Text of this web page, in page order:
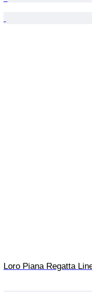
Loro Piana Regatta